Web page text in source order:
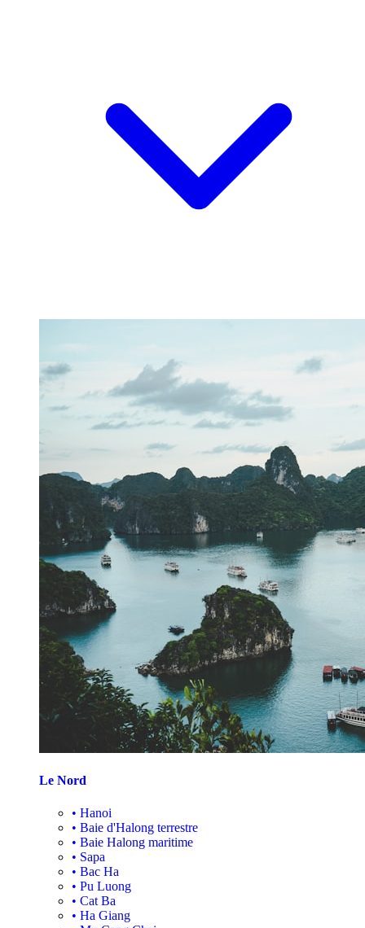
Le Nord
• Hanoi
• Baie d'Halong terrestre
• Baie Halong maritime
• Sapa
• Bac Ha
• Pu Luong
• Cat Ba
• Ha Giang